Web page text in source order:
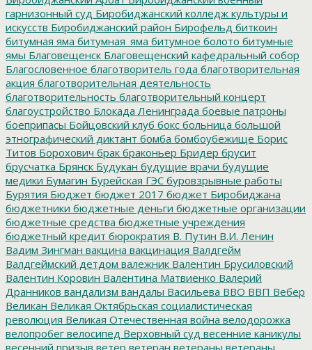
гарнизонный суд Биробиджанский колледж культуры и
искусств Биробиджанский район Бирофельд биткоин
битумная яма битумная_яма битумное болото битумные
ямы Благовещенск Благовещенский кафедральный собор
Благословенное благотворитель года благотворительная
акция благотворительная деятельность
благотворительность благотворительный концерт
благоустройство Блокада Ленинграда боевые патроны
боеприпасы Бойцовский клуб бокс больница большой
этнографический диктант бомба бомбоубежище Борис
Титов Борохович брак браконьер Бридер брусит
брусчатка Брянск Будукан будущие врачи будущие
медики Бумагин Бурейская ГЭС буровзрывные работы
Бурятия Бюджет бюджет 2017 бюджет Биробиджана
бюджетники бюджетные деньги бюджетные организации
бюджетные средства бюджетные учреждения
бюджетный кредит бюрократия В. Путин В.И. Ленин
Вадим Зингман вакцина вакцинация Валдгейм
Валдгеймский детдом валежник Валентин Брусиловский
Валентин Коровин Валентина Матвиенко Валерий
Дранников вандализм вандалы Васильева ВВО ВВП Вебер
Великан Великая Октябрьская социалистическая
революция Великая Отечественная война велодорожка
велопробег велосипед Верховный суд весенние каникулы
весенний призыв ветер ветеран ветераны ветераны